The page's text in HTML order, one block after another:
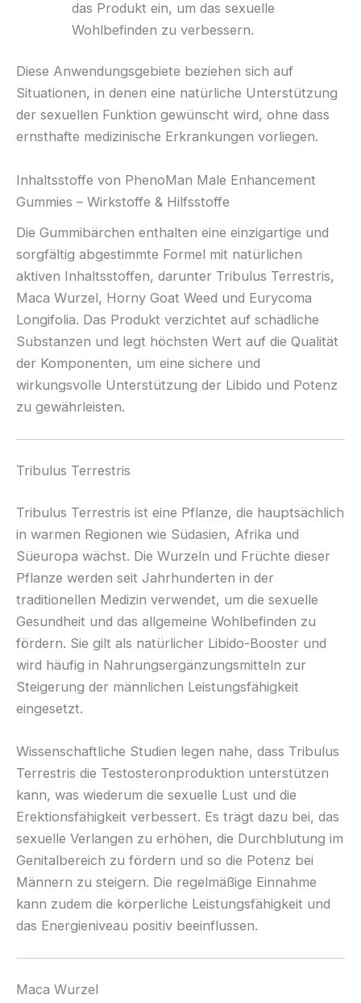
das Produkt ein, um das sexuelle
Wohlbefinden zu verbessern.
Diese Anwendungsgebiete beziehen sich auf
Situationen, in denen eine natürliche Unterstützung
der sexuellen Funktion gewünscht wird, ohne dass
ernsthafte medizinische Erkrankungen vorliegen.
Inhaltsstoffe von PhenoMan Male Enhancement
Gummies – Wirkstoffe & Hilfsstoffe
Die Gummibärchen enthalten eine einzigartige und
sorgfältig abgestimmte Formel mit natürlichen
aktiven Inhaltsstoffen, darunter Tribulus Terrestris,
Maca Wurzel, Horny Goat Weed und Eurycoma
Longifolia. Das Produkt verzichtet auf schädliche
Substanzen und legt höchsten Wert auf die Qualität
der Komponenten, um eine sichere und
wirkungsvolle Unterstützung der Libido und Potenz
zu gewährleisten.
Tribulus Terrestris
Tribulus Terrestris ist eine Pflanze, die hauptsächlich
in warmen Regionen wie Südasien, Afrika und
Süeuropa wächst. Die Wurzeln und Früchte dieser
Pflanze werden seit Jahrhunderten in der
traditionellen Medizin verwendet, um die sexuelle
Gesundheit und das allgemeine Wohlbefinden zu
fördern. Sie gilt als natürlicher Libido-Booster und
wird häufig in Nahrungsergänzungsmitteln zur
Steigerung der männlichen Leistungsfähigkeit
eingesetzt.
Wissenschaftliche Studien legen nahe, dass Tribulus
Terrestris die Testosteronproduktion unterstützen
kann, was wiederum die sexuelle Lust und die
Erektionsfähigkeit verbessert. Es trägt dazu bei, das
sexuelle Verlangen zu erhöhen, die Durchblutung im
Genitalbereich zu fördern und so die Potenz bei
Männern zu steigern. Die regelmäßige Einnahme
kann zudem die körperliche Leistungsfähigkeit und
das Energieniveau positiv beeinflussen.
Maca Wurzel